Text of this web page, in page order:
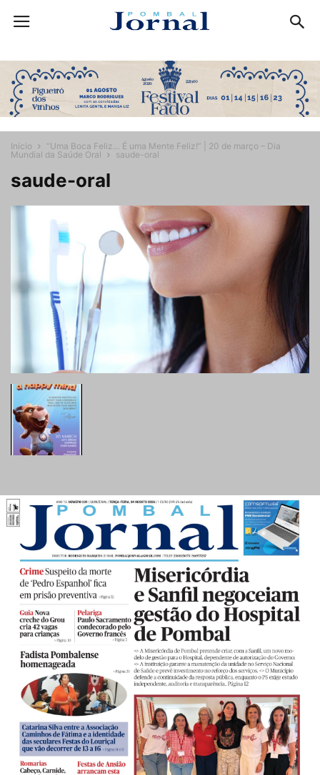
Início
“Uma Boca Feliz… É uma Mente Feliz!” | 20 de março – Dia
Mundial da Saúde Oral
saude-oral
saude-oral